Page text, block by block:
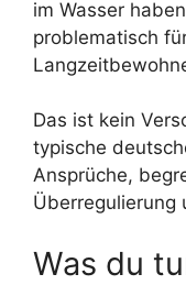
im Wasser
problematisch
Das ist kein
typische
Ansprüche,
Überregulierung
Was du